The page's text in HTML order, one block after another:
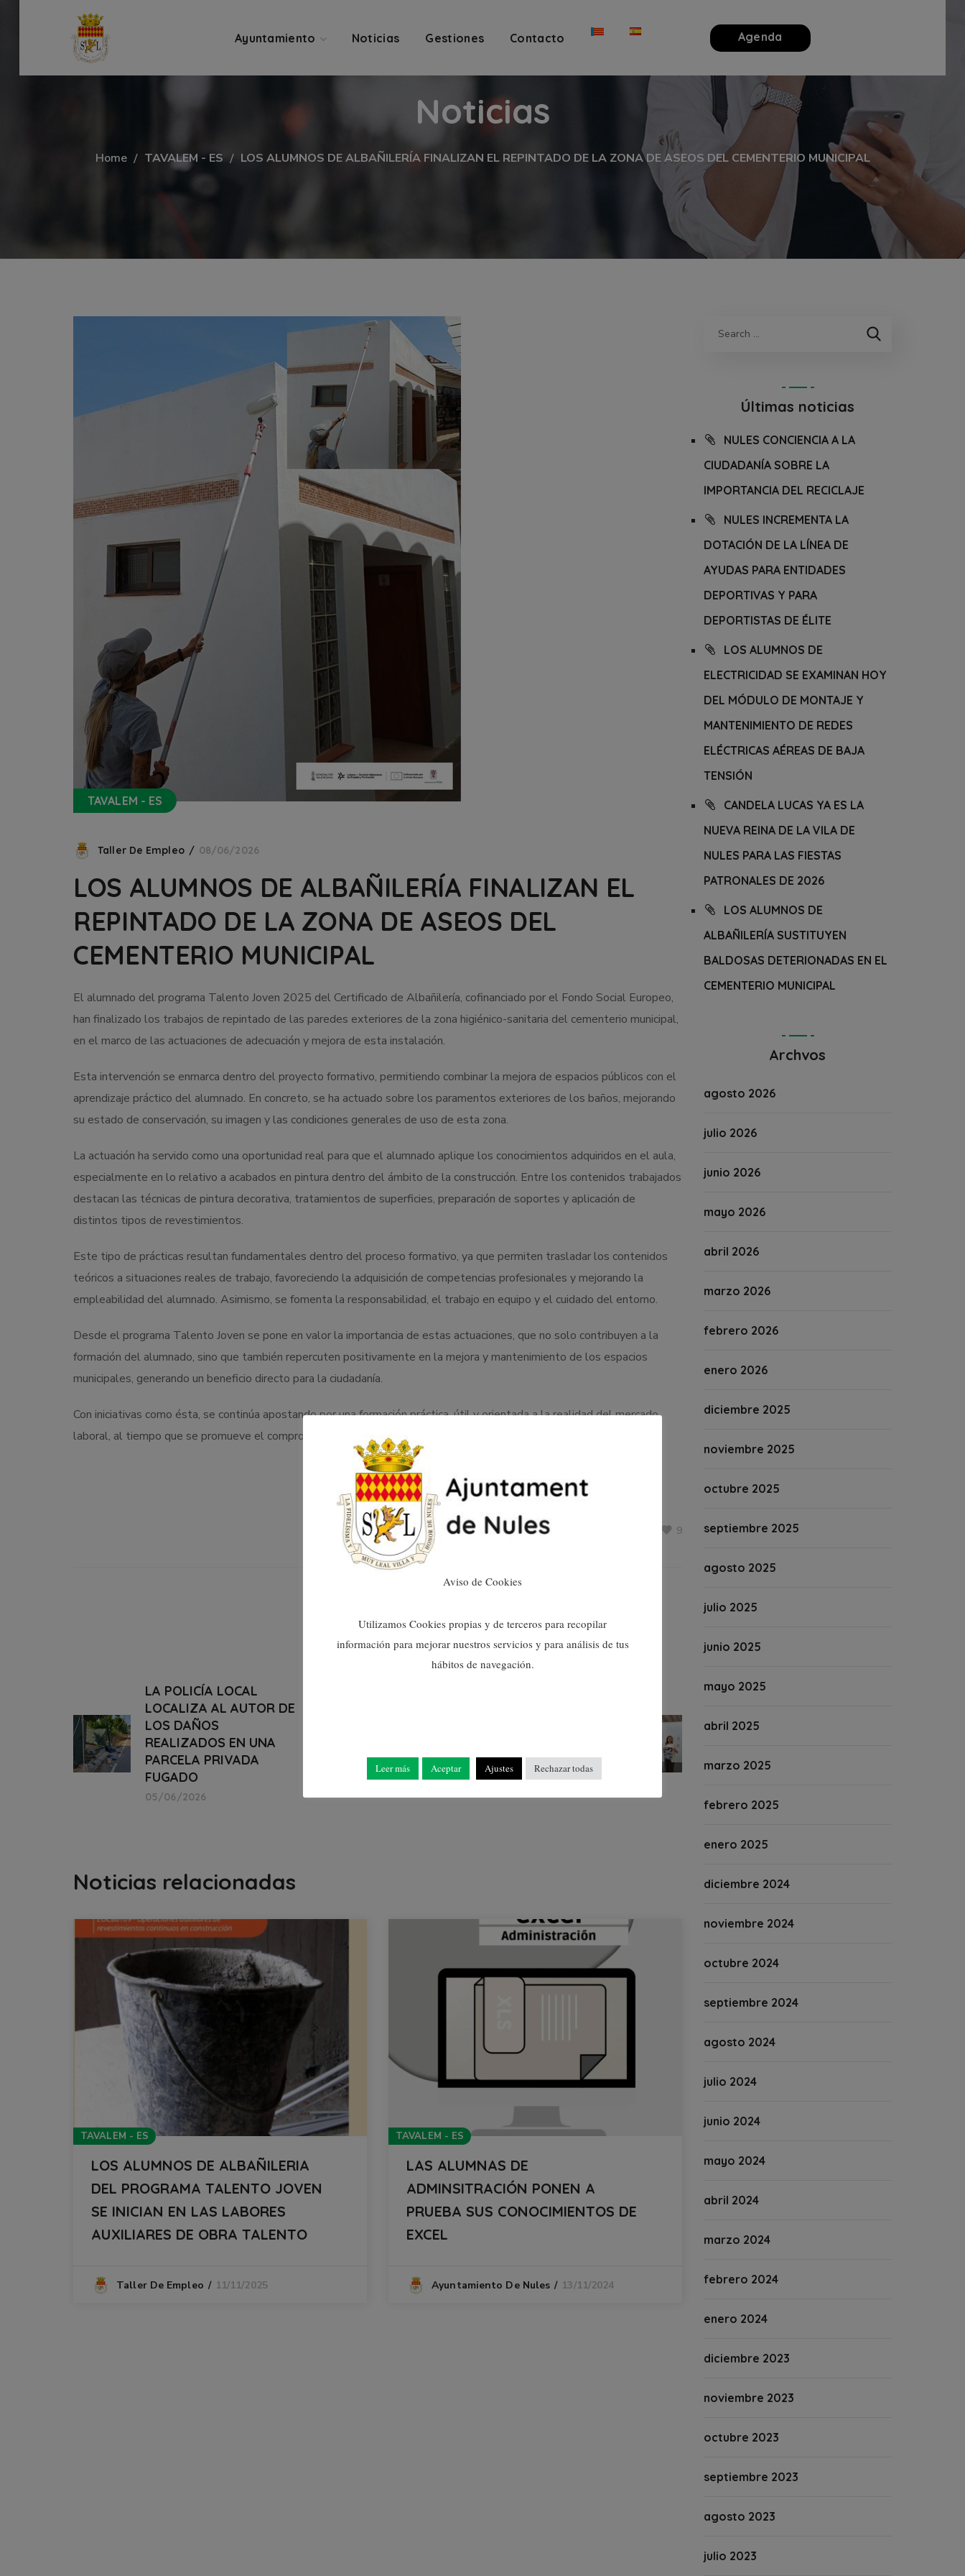
Ayuntamiento Noticias Gestiones Contacto Agenda
Noticias
Home TAVALEM - ES LOS ALUMNOS DE ALBAÑILERÍA FINALIZAN EL REPINTADO DE LA ZONA DE ASEOS DEL CEMENTERIO MUNICIPAL
TAVALEM - ES
Taller De Empleo 08/06/2026
LOS ALUMNOS DE ALBAÑILERÍA FINALIZAN EL
REPINTADO DE LA ZONA DE ASEOS DEL
CEMENTERIO MUNICIPAL
El alumnado del programa Talento Joven 2025 del Certificado de Albañilería, cofinanciado por el Fondo Social Europeo,
han finalizado los trabajos de repintado de las paredes exteriores de la zona higiénico-sanitaria del cementerio municipal,
en el marco de las actuaciones de adecuación y mejora de esta instalación.
Esta intervención se enmarca dentro del proyecto formativo, permitiendo combinar la mejora de espacios públicos con el
aprendizaje práctico del alumnado. En concreto, se ha actuado sobre los paramentos exteriores de los baños, mejorando
su estado de conservación, su imagen y las condiciones generales de uso de esta zona.
La actuación ha servido como una oportunidad real para que el alumnado aplique los conocimientos adquiridos en el aula,
especialmente en lo relativo a acabados en pintura dentro del ámbito de la construcción. Entre los contenidos trabajados
destacan las técnicas de pintura decorativa, tratamientos de superficies, preparación de soportes y aplicación de
distintos tipos de revestimientos.
Este tipo de prácticas resultan fundamentales dentro del proceso formativo, ya que permiten trasladar los contenidos
teóricos a situaciones reales de trabajo, favoreciendo la adquisición de competencias profesionales y mejorando la
empleabilidad del alumnado. Asimismo, se fomenta la responsabilidad, el trabajo en equipo y el cuidado del entorno.
Desde el programa Talento Joven se pone en valor la importancia de estas actuaciones, que no solo contribuyen a la
formación del alumnado, sino que también repercuten positivamente en la mejora y mantenimiento de los espacios
municipales, generando un beneficio directo para la ciudadanía.
Con iniciativas como ésta, se continúa apostando por una formación práctica, útil y orientada a la realidad del mercado
laboral, al tiempo que se promueve el compromiso con el entorno y el servicio a la comunidad.
9
LA POLICÍA LOCAL
LOCALIZA AL AUTOR DE
LOS DAÑOS
REALIZADOS EN UNA
PARCELA PRIVADA
FUGADO
05/06/2026
DE LA PLAYA DE NULES
09/06/2026
Noticias relacionadas
TAVALEM - ES
LOS ALUMNOS DE ALBAÑILERIA
DEL PROGRAMA TALENTO JOVEN
SE INICIAN EN LAS LABORES
AUXILIARES DE OBRA TALENTO
Taller De Empleo 11/11/2025
TAVALEM - ES
LAS ALUMNAS DE
ADMINSITRACIÓN PONEN A
PRUEBA SUS CONOCIMIENTOS DE
EXCEL
Ayuntamiento De Nules 13/11/2024
Últimas noticias
NULES CONCIENCIA A LA
CIUDADANÍA SOBRE LA
IMPORTANCIA DEL RECICLAJE
NULES INCREMENTA LA
DOTACIÓN DE LA LÍNEA DE
AYUDAS PARA ENTIDADES
DEPORTIVAS Y PARA
DEPORTISTAS DE ÉLITE
LOS ALUMNOS DE
ELECTRICIDAD SE EXAMINAN HOY
DEL MÓDULO DE MONTAJE Y
MANTENIMIENTO DE REDES
ELÉCTRICAS AÉREAS DE BAJA
TENSIÓN
CANDELA LUCAS YA ES LA
NUEVA REINA DE LA VILA DE
NULES PARA LAS FIESTAS
PATRONALES DE 2026
LOS ALUMNOS DE
ALBAÑILERÍA SUSTITUYEN
BALDOSAS DETERIONADAS EN EL
CEMENTERIO MUNICIPAL
Archvos
agosto 2026
julio 2026
junio 2026
mayo 2026
abril 2026
marzo 2026
febrero 2026
enero 2026
diciembre 2025
noviembre 2025
octubre 2025
septiembre 2025
agosto 2025
julio 2025
junio 2025
mayo 2025
abril 2025
marzo 2025
febrero 2025
enero 2025
diciembre 2024
noviembre 2024
octubre 2024
septiembre 2024
agosto 2024
julio 2024
junio 2024
mayo 2024
abril 2024
marzo 2024
febrero 2024
enero 2024
diciembre 2023
noviembre 2023
octubre 2023
septiembre 2023
agosto 2023
julio 2023
Aviso de Cookies
Utilizamos Cookies propias y de terceros para recopilar
información para mejorar nuestros servicios y para análisis de tus
hábitos de navegación.
Leer más Aceptar Ajustes Rechazar todas